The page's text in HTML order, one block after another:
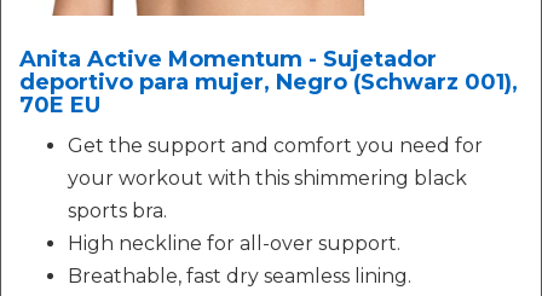
Anita Active Momentum - Sujetador
deportivo para mujer, Negro (Schwarz 001),
70E EU
Get the support and comfort you need for
your workout with this shimmering black
sports bra.
High neckline for all-over support.
Breathable, fast dry seamless lining.